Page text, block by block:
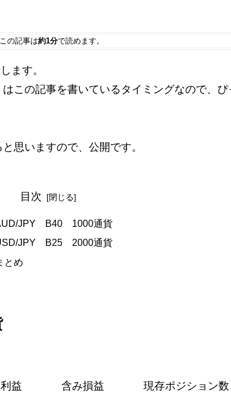
この記事は約1分で読めます。
ます。
この記事を書いているタイミングなので、ぴ
思いますので、公開です。
目次
JPY B40 1000通貨
JPY B25 2000通貨
とめ
益 含み損益 現存ポジション数